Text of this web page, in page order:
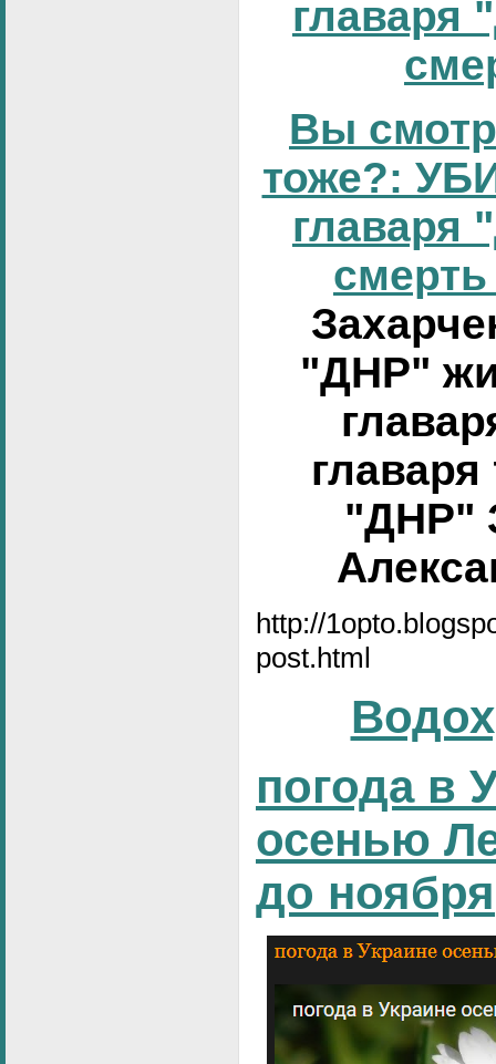
главаря
Вы
тоже?:
главаря
смерть
"ДНР"
"ДНР"
http://
post.html
погода в
осенью
до ноября